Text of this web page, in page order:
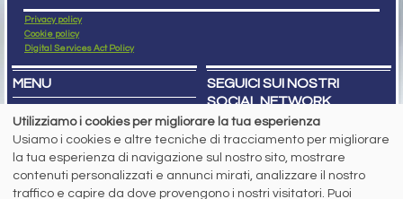
Privacy policy
Cookie policy
Digital Services Act Policy
MENU
PREZZI ITALIA
MERCATI
SERVIZI
ABBONAMENTI
MADE IN STEEL
SEGUICI SUI NOSTRI
SOCIAL NETWORK
Utilizziamo i cookies per migliorare la tua esperienza
Usiamo i cookies e altre tecniche di tracciamento per migliorare
la tua esperienza di navigazione sul nostro sito, mostrare
contenuti personalizzati e annunci mirati, analizzare il nostro
traffico e capire da dove provengono i nostri visitatori. Puoi